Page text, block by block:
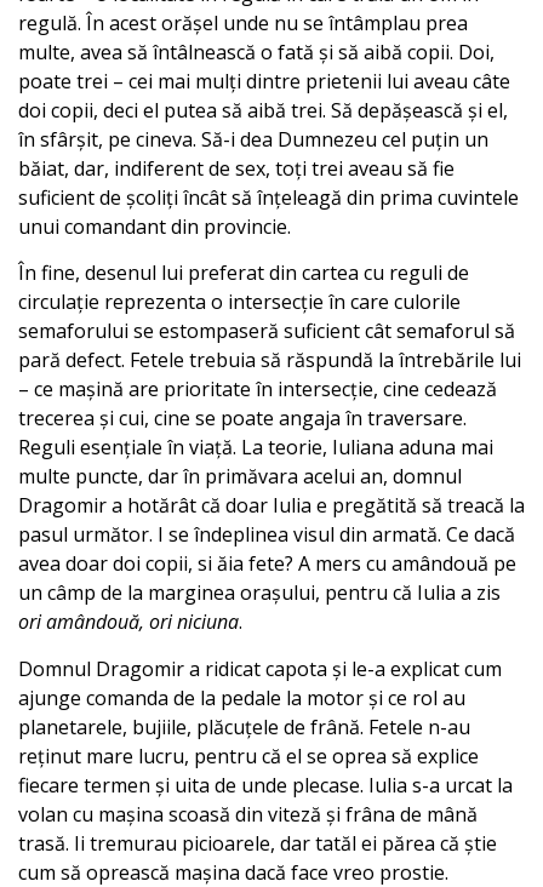
regulă. În acest orășel unde nu se întâmplau prea
multe, avea să întâlnească o fată și să aibă copii. Doi,
poate trei – cei mai mulți dintre prietenii lui aveau câte
doi copii, deci el putea să aibă trei. Să depășească și el,
în sfârșit, pe cineva. Să-i dea Dumnezeu cel puțin un
băiat, dar, indiferent de sex, toți trei aveau să fie
suficient de școliți încât să înțeleagă din prima cuvintele
unui comandant din provincie.
În fine, desenul lui preferat din cartea cu reguli de
circulație reprezenta o intersecție în care culorile
semaforului se estompaseră suficient cât semaforul să
pară defect. Fetele trebuia să răspundă la întrebările lui
– ce mașină are prioritate în intersecție, cine cedează
trecerea și cui, cine se poate angaja în traversare.
Reguli esențiale în viață. La teorie, Iuliana aduna mai
multe puncte, dar în primăvara acelui an, domnul
Dragomir a hotărât că doar Iulia e pregătită să treacă la
pasul următor. I se îndeplinea visul din armată. Ce dacă
avea doar doi copii, si ăia fete? A mers cu amândouă pe
un câmp de la marginea orașului, pentru că Iulia a zis
ori amândouă, ori niciuna.
Domnul Dragomir a ridicat capota și le-a explicat cum
ajunge comanda de la pedale la motor și ce rol au
planetarele, bujiile, plăcuțele de frână. Fetele n-au
reținut mare lucru, pentru că el se oprea să explice
fiecare termen și uita de unde plecase. Iulia s-a urcat la
volan cu mașina scoasă din viteză și frâna de mână
trasă. Ii tremurau picioarele, dar tatăl ei părea că știe
cum să oprească mașina dacă face vreo prostie.